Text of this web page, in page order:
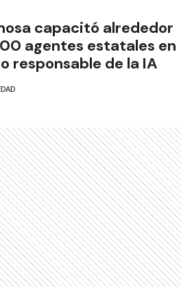
capacitó alrededor
agentes estatales en
responsable de la IA